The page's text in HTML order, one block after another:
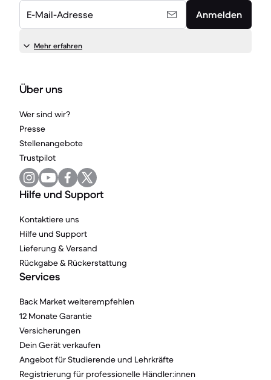
E-Mail-Adresse Anmelden
Mehr erfahren
Über uns
Wer sind wir?
Presse
Stellenangebote
Trustpilot
Hilfe und Support
Kontaktiere uns
Hilfe und Support
Lieferung & Versand
Rückgabe & Rückerstattung
Services
Back Market weiterempfehlen
12 Monate Garantie
Versicherungen
Dein Gerät verkaufen
Angebot für Studierende und Lehrkräfte
Registrierung für professionelle Händler:innen